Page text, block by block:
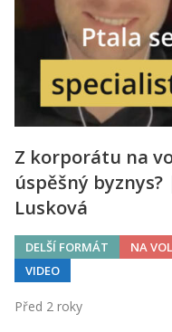
Z korporátu na
úspěšný
Lusková
DELŠÍ FORMÁT NA
VIDEO
Před 2 roky